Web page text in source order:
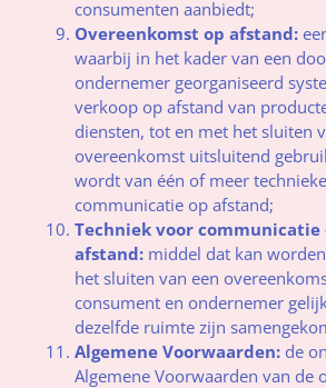
consumenten aanbiedt;
Overeenkomst op afstand:
waarbij in het kader van een
ondernemer georganiseerd
verkoop op afstand van
diensten, tot en met het sluiten
overeenkomst uitsluitend
wordt van één of meer
communicatie op afstand;
Techniek voor communicatie
afstand: middel dat kan
het sluiten van een
consument en ondernemer
dezelfde ruimte zijn
Algemene Voorwaarden: de
Algemene Voorwaarden van de